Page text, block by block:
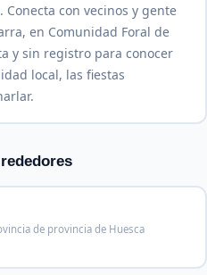
Conecta con vecinos y gente
en Comunidad Foral de
y sin registro para conocer
local, las fiestas
de provincia de Huesca